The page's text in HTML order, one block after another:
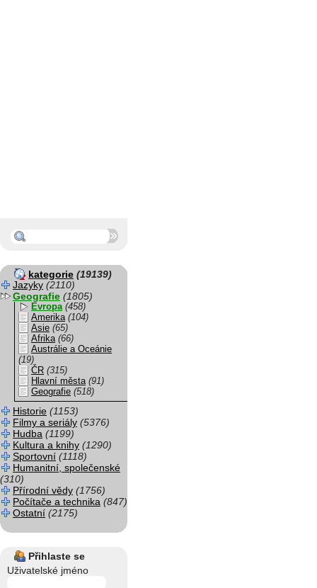
kategorie (19139)
Jazyky (2110)
Geografie (1805)
Evropa (458)
Amerika (104)
Asie (65)
Afrika (66)
Austrálie a Oceánie
(19)
ČR (315)
Hlavní města (91)
Geografie (518)
Historie (1153)
Filmy a seriály (5376)
Hudba (1199)
Kultura a knihy (1290)
Sportovní (1118)
Humanitní, společenské
(310)
Přírodní vědy (1756)
Počítače a technika (847)
Ostatní (2175)
Přihlaste se
Uživatelské jméno